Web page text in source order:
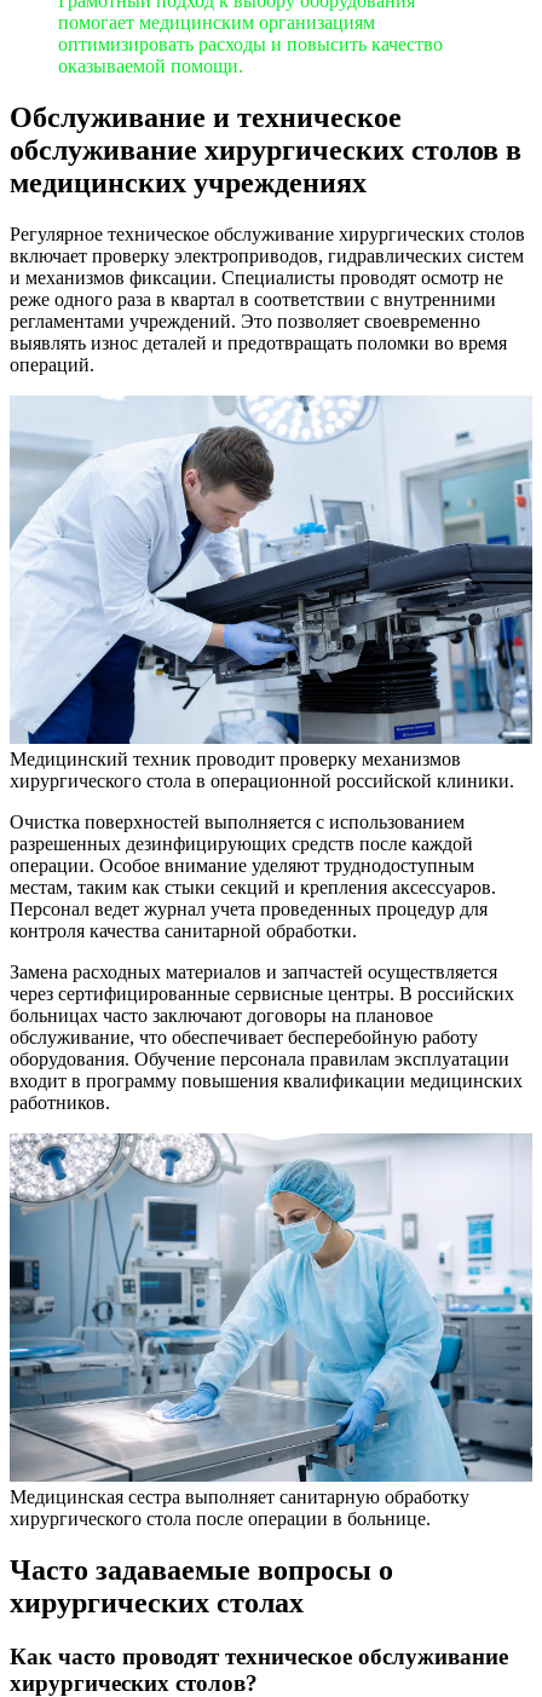
помогает медицинским организациям
оптимизировать расходы и повысить качество
оказываемой помощи.
Обслуживание и техническое
обслуживание хирургических столов в
медицинских учреждениях
Регулярное техническое обслуживание хирургических столов
включает проверку электроприводов, гидравлических систем
и механизмов фиксации. Специалисты проводят осмотр не
реже одного раза в квартал в соответствии с внутренними
регламентами учреждений. Это позволяет своевременно
выявлять износ деталей и предотвращать поломки во время
операций.
Медицинский техник проводит проверку механизмов
хирургического стола в операционной российской клиники.
Очистка поверхностей выполняется с использованием
разрешенных дезинфицирующих средств после каждой
операции. Особое внимание уделяют труднодоступным
местам, таким как стыки секций и крепления аксессуаров.
Персонал ведет журнал учета проведенных процедур для
контроля качества санитарной обработки.
Замена расходных материалов и запчастей осуществляется
через сертифицированные сервисные центры. В российских
больницах часто заключают договоры на плановое
обслуживание, что обеспечивает бесперебойную работу
оборудования. Обучение персонала правилам эксплуатации
входит в программу повышения квалификации медицинских
работников.
Медицинская сестра выполняет санитарную обработку
хирургического стола после операции в больнице.
Часто задаваемые вопросы о
хирургических столах
Как часто проводят техническое обслуживание
хирургических столов?